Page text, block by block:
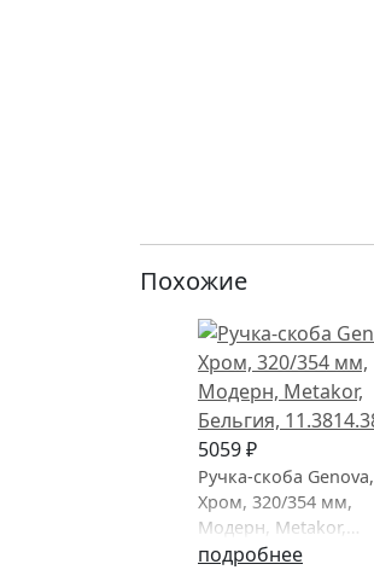
Похожие
5059 ₽
Ручка-скоба Genova,
Хром, 320/354 мм,
Модерн, Metakor,
Бельгия
подробнее